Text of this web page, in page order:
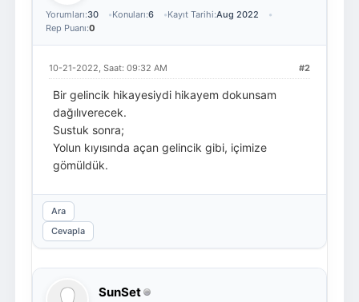
Yorumları:30 Konuları:6 Kayıt Tarihi:Aug 2022
Rep Puanı:0
#2
10-21-2022, Saat: 09:32 AM
Bir gelincik hikayesiydi hikayem dokunsam
dağılıverecek.
Sustuk sonra;
Yolun kıyısında açan gelincik gibi, içimize
gömüldük.
Ara
Cevapla
SunSet